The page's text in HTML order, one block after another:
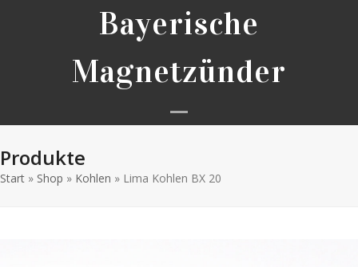
Bayerische
Magnetzünder
Open
menu
Close
menu
Produkte
Start » Shop » Kohlen » Lima Kohlen BX 20